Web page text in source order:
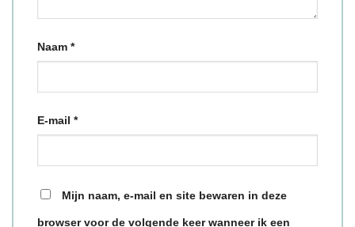
Naam *
E-mail *
Mijn naam, e-mail en site bewaren in deze
browser voor de volgende keer wanneer ik een